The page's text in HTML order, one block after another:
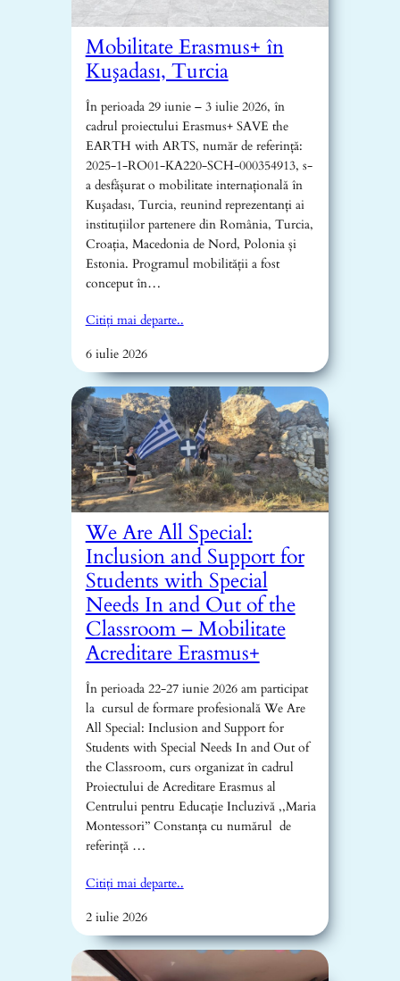
Mobilitate Erasmus+ în
Kuşadası, Turcia
În perioada 29 iunie – 3 iulie 2026, în
cadrul proiectului Erasmus+ SAVE the
EARTH with ARTS, număr de referință:
2025-1-RO01-KA220-SCH-000354913, s-
a desfășurat o mobilitate internațională în
Kuşadası, Turcia, reunind reprezentanți ai
instituțiilor partenere din România, Turcia,
Croația, Macedonia de Nord, Polonia și
Estonia. Programul mobilității a fost
conceput în…
Citiți mai departe..
6 iulie 2026
We Are All Special:
Inclusion and Support for
Students with Special
Needs In and Out of the
Classroom – Mobilitate
Acreditare Erasmus+
În perioada 22-27 iunie 2026 am participat
la cursul de formare profesională We Are
All Special: Inclusion and Support for
Students with Special Needs In and Out of
the Classroom, curs organizat în cadrul
Proiectului de Acreditare Erasmus al
Centrului pentru Educație Incluzivă ,,Maria
Montessori’’ Constanța cu numărul de
referință …
Citiți mai departe..
2 iulie 2026